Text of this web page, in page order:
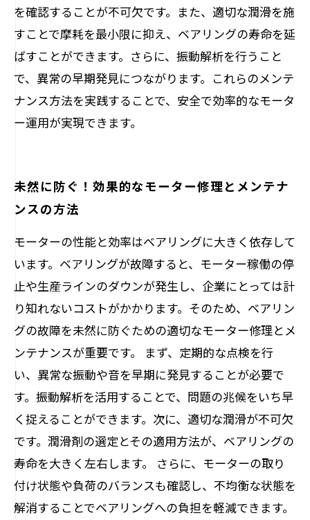
を確認することが不可欠です。また、適切な潤滑を施
すことで摩耗を最小限に抑え、ベアリングの寿命を延
ばすことができます。さらに、振動解析を行うこと
で、異常の早期発見につながります。これらのメンテ
ナンス方法を実践することで、安全で効率的なモータ
ー運用が実現できます。
未然に防ぐ！効果的なモーター修理とメンテナ
ンスの方法
モーターの性能と効率はベアリングに大きく依存して
います。ベアリングが故障すると、モーター稼働の停
止や生産ラインのダウンが発生し、企業にとっては計
り知れないコストがかかります。そのため、ベアリン
グの故障を未然に防ぐための適切なモーター修理とメ
ンテナンスが重要です。 まず、定期的な点検を行
い、異常な振動や音を早期に発見することが必要で
す。振動解析を活用することで、問題の兆候をいち早
く捉えることができます。次に、適切な潤滑が不可欠
です。潤滑剤の選定とその適用方法が、ベアリングの
寿命を大きく左右します。 さらに、モーターの取り
付け状態や負荷のバランスも確認し、不均衡な状態を
解消することでベアリングへの負担を軽減できます。